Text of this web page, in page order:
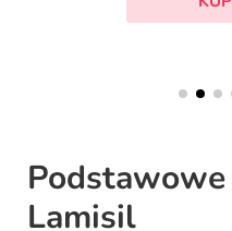
Lamisil